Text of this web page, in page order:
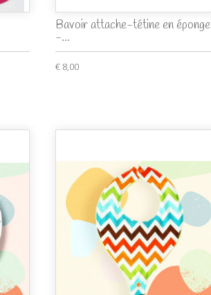
Bavoir attache-tétine en éponge
-...
€ 8,00